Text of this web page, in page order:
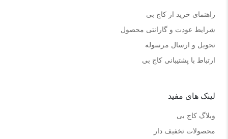
راهنمای خرید از کاج بی
شرایط عودت و گارانتی محصول
تحویل و ارسال مرسوله
ارتباط با پشتیبانی کاج بی
لینک های مفید
وبلاگ کاج بی
محصولات تخفیف دار